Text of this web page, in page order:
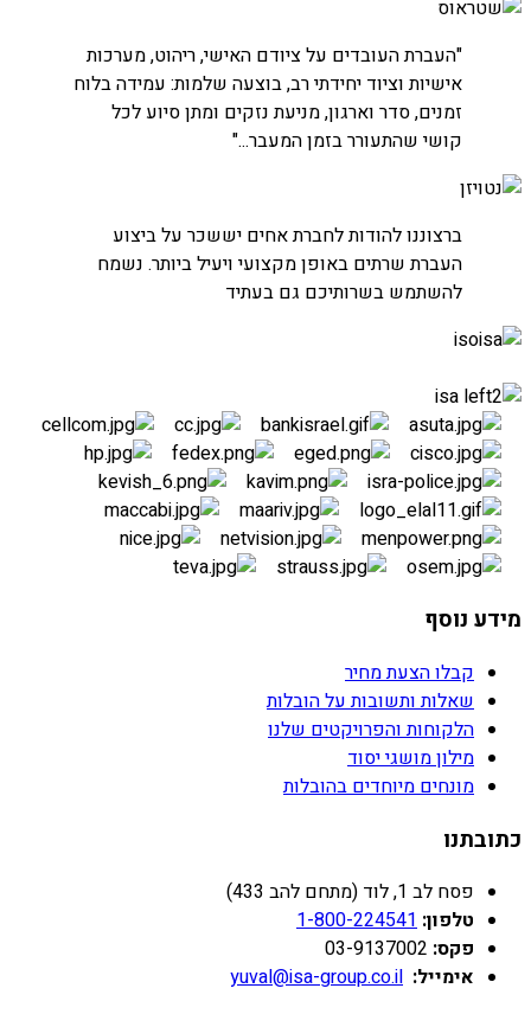
חברת שטראוס
"העברת העובדים על ציודם האישי, ריהוט, מערכות
אישיות וציוד יחידתי רב, בוצעה שלמות: עמידה בלוח
זמנים, סדר וארגון, מניעת נזקים ומתן סיוע לכל
קושי שהתעורר בזמן המעבר..."
חברת נטויז'ן
העברת חדרי שרתים
ברצוננו להודות לחברת אחים יששכר על ביצוע
העברת שרתים באופן מקצועי ויעיל ביותר. נשמח
להשתמש בשרותיכם גם בעתיד
מידע נוסף
קבלו הצעת מחיר
שאלות ותשובות על הובלות
הלקוחות והפרויקטים שלנו
מילון מושגי יסוד
מונחים מיוחדים בהובלות
כתובתנו
פסח לב 1, לוד (מתחם להב 433)
טלפון: 1-800-224541
פקס: 03-9137002
אימייל: yuval@isa-group.co.il